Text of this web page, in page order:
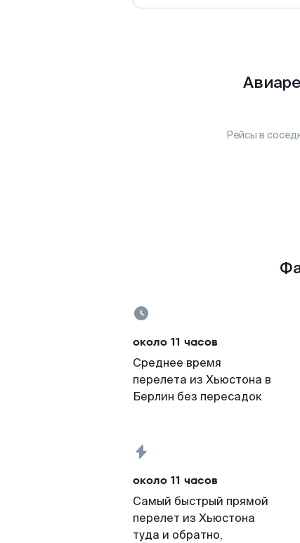
Рейсы в
около 11 часов
Среднее время
перелета из Хьюстона в
Берлин без пересадок
около 11 часов
Самый быстрый прямой
перелет из Хьюстона
туда и обратно,